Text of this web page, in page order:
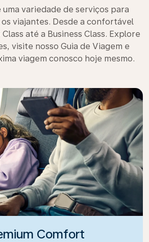
variedade de serviços para
viajantes. Desde a confortável
até a Business Class. Explore
visite nosso Guia de Viagem e
viagem conosco hoje mesmo.
Comfort